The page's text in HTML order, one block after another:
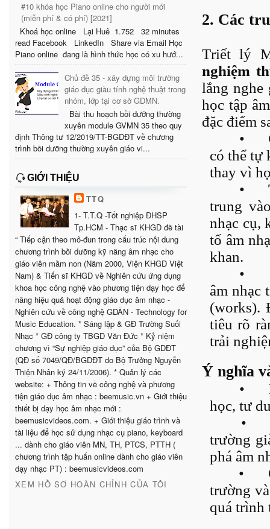
#10 khóa học Piano online cho người mới
(miễn phí & có phí) [2021]
Khoá học online Lại Huê 1.752 32 minutes
read Facebook LinkedIn Share via Email Học
Piano online đang là hình thức học có xu hướ...
Chủ đề 35 - xây dựng môi trường
giáo dục giàu tính nghệ thuật trong
nhóm, lớp tại cơ sở GDMN.
Bài thu hoạch bồi dưỡng thường
xuyên module GVMN 35 theo quy
định Thông tư 12/2019/TT-BGDĐT về chương
trình bồi dưỡng thường xuyên giáo vi...
GIỚI THIỆU
TTQ
1- T.T.Q -Tốt nghiệp ĐHSP
Tp.HCM - Thạc sĩ KHGD đề tài
“ Tiếp cận theo mô-đun trong cấu trúc nội dung
chương trình bồi dưỡng kỹ năng âm nhạc cho
giáo viên mầm non (Năm 2000, Viện KHGD Việt
Nam) & Tiến sĩ KHGD về Nghiên cứu ứng dụng
khoa học công nghệ vào phương tiện dạy học để
nâng hiệu quả hoạt động giáo dục âm nhạc -
Nghiên cứu về công nghệ GDÂN - Technology for
Music Education. * Sáng lập & GĐ Trường Suối
Nhạc * GĐ công ty TBGD Văn Đức * Kỷ niệm
chương vì “Sự nghiệp giáo dục” của Bộ GDĐT
(QĐ số 7049/QĐ/BGDĐT do Bộ Trưởng Nguyễn
Thiện Nhân ký 24/11/2006). * Quản lý các
website: + Thông tin về công nghệ và phương
tiện giáo dục âm nhạc : beemusic.vn + Giới thiệu
thiết bị dạy học âm nhạc mới :
beemusicvideos.com. + Giới thiệu giáo trình và
tài liệu để học sử dụng nhạc cụ piano, keyboard
... dành cho giáo viên MN, TH, PTCS, PTTH (
chương trình tập huấn online dành cho giáo viên
dạy nhạc PT) : beemusicvideos.com
XEM HỒ SƠ HOÀN CHỈNH CỦA TÔI
2. Các
Triết lý
nghiệm
lắng nghe
học tập
đặc điểm
•
có thể tự
thay vì
•
trung
nhạc cụ,
tố âm
khan.
•
âm nhạc
(works).
tiêu rõ
trải
Ý nghĩa
•
học, tư
•
trường
phá âm
•
trường
quá trình